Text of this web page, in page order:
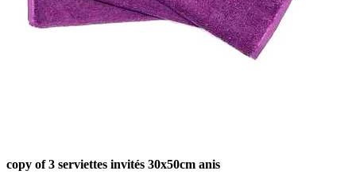
copy of 3 serviettes invités 30x50cm anis